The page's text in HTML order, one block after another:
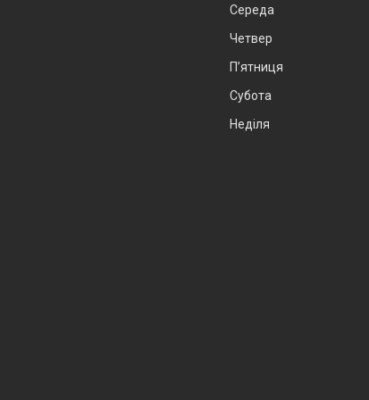
Середа
Четвер
Пʼятниця
Субота
Неділя